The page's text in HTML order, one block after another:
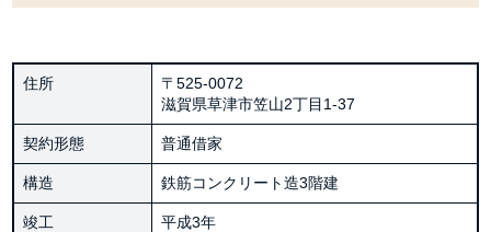
住所
〒525-0072
滋賀県草津市笠山2丁目1-37
契約形態 普通借家
構造 鉄筋コンクリート造3階建
竣工 平成3年